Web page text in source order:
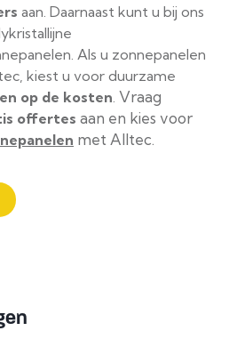
aan. Daarnaast kunt u bij ons
Als u zonnepanelen
kiest u voor duurzame
op de kosten Vraag
offertes aan en kies voor
met Alltec.